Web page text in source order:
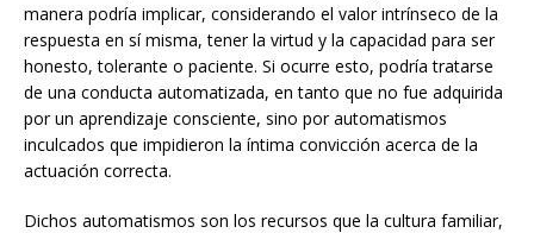
manera podría implicar, considerando el valor intrínseco de la
respuesta en sí misma, tener la virtud y la capacidad para ser
honesto, tolerante o paciente. Si ocurre esto, podría tratarse
de una conducta automatizada, en tanto que no fue adquirida
por un aprendizaje consciente, sino por automatismos
inculcados que impidieron la íntima convicción acerca de la
actuación correcta.
Dichos automatismos son los recursos que la cultura familiar,